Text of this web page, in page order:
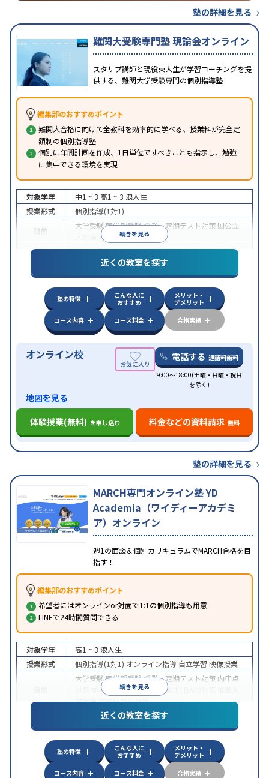
塾の詳細を見る
難関大受験専門塾 現論会オンライン
スタサプ講師と現役東大生が学習コーチングを提
供する、難関大学受験専門の個別指導塾
編集部のおすすめポイント
難関大合格に向けて全教科を効率的に学べる、授業料が完全定
額制の個別指導塾
個別に年間計画を作成、1日単位ですべきことも指示し、勉強
に集中できる環境を実現
続きを見る
対象学年 中1 ~ 3 高1 ~ 3 浪人生
授業形式
個別指導(1対1)
目的
大学受験医学部受験授業・定期テスト対策 国公立
英検(英語検定)対策
中高一貫校生に対応授業の振替可能オンライン対
自習室あり
近くの教室を探す
塾の特徴
こんな人に
おすすめ
メリット・
デメリット
コース内容
コース料金 合格実績
オンライン校 電話する 通話料無料
9:00～18:00(土曜・日曜・祝日
を除く)
地図を見る
体験授業(無料) を申し込む 料金などの資料請求 無料
塾の詳細を見る
MARCH専門オンライン塾 YD
Academia（ワイディーアカデミ
ア）オンライン
週1の面談＆個別カリキュラムでMARCH合格を目
指す！
編集部のおすすめポイント
希望者にはオンラインor対面で1:1の個別指導も用意
LINEで24時間質問できる
続きを見る
対象学年 高1 ~ 3 浪人生
授業形式
個別指導(1対1) オンライン指導 自立学習 映像授業
大学受験医学部受験授業・定期テスト対策 内申点
学習習慣の定着 総合型選抜(旧AO)対策
試対策学校別特化対策
特徴
中高一貫校生に対応授業の振替可能
学習にPC・タブレットを利用オンライン対応1
科目から受講可能
近くの教室を探す
塾の特徴
こんな人に
おすすめ
メリット・
デメリット
コース内容
コース料金 合格実績